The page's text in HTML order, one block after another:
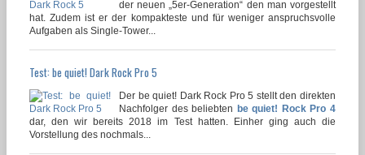
der neuen „5er-Generation“ den man vorgestellt
hat. Zudem ist er der kompakteste und für weniger anspruchsvolle
Aufgaben als Single-Tower...
Test: be quiet! Dark Rock Pro 5
Der be quiet! Dark Rock Pro 5 stellt den direkten
Nachfolger des beliebten be quiet! Rock Pro 4
dar, den wir bereits 2018 im Test hatten. Einher ging auch die
Vorstellung des nochmals...